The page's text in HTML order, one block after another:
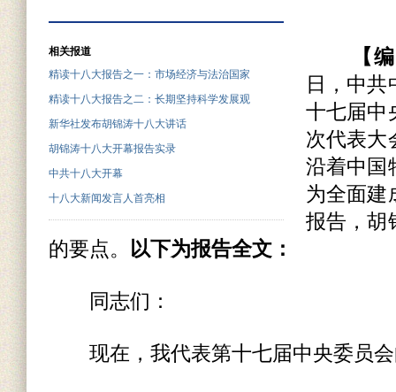
相关报道
精读十八大报告之一：市场经济与法治国家
精读十八大报告之二：长期坚持科学发展观
新华社发布胡锦涛十八大讲话
胡锦涛十八大开幕报告实录
中共十八大开幕
十八大新闻发言人首亮相
【编
日，中共
十七届中
次代表大
沿着中国
为全面建
报告，胡
的要点。
以下为报告全文：
同志们：
现在，我代表第十七届中央委员会